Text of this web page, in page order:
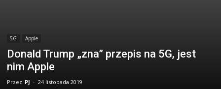
5G Apple
Donald Trump „zna” przepis na 5G, jest
nim Apple
Przez PJ - 24 listopada 2019